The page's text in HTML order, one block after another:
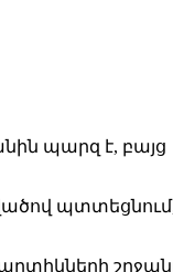
պարզ է,
պտտեցնում,